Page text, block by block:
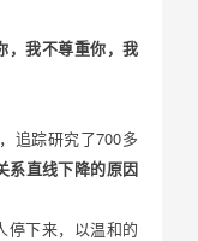
，我不尊重你，我
追踪研究了700多
系直线下降的原因
停下来，以温和的